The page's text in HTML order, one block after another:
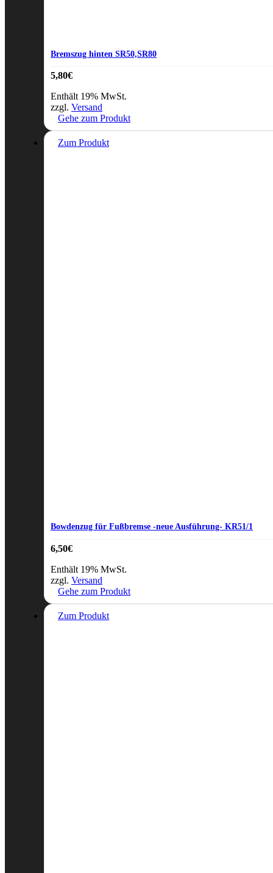
Bremszug hinten SR50,SR80
5,80€
Enthält 19% MwSt.
zzgl. Versand
Gehe zum Produkt
Zum Produkt
Bowdenzug für Fußbremse -neue Ausführung- KR51/1
6,50€
Enthält 19% MwSt.
zzgl. Versand
Gehe zum Produkt
Zum Produkt